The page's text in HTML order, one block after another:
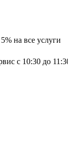
на все услуги
с 10:30 до